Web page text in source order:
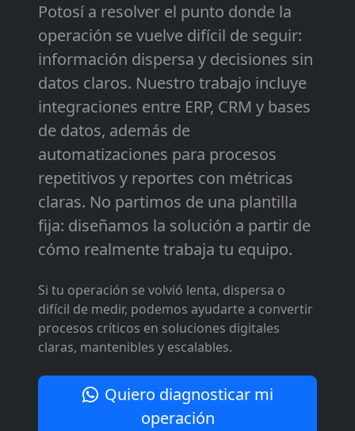
Potosí a resolver el punto donde la
operación se vuelve difícil de seguir:
información dispersa y decisiones sin
datos claros. Nuestro trabajo incluye
integraciones entre ERP, CRM y bases
de datos, además de
automatizaciones para procesos
repetitivos y reportes con métricas
claras. No partimos de una plantilla
fija: diseñamos la solución a partir de
cómo realmente trabaja tu equipo.
Si tu operación se volvió lenta, dispersa o
difícil de medir, podemos ayudarte a convertir
procesos críticos en soluciones digitales
claras, mantenibles y escalables.
Quiero diagnosticar mi
operación